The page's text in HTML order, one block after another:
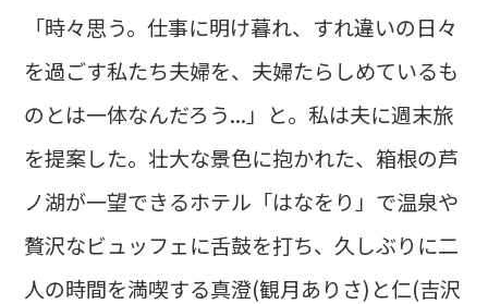
「時々思う。仕事に明け暮れ、すれ違いの日々
を過ごす私たち夫婦を、夫婦たらしめているも
のとは一体なんだろう...」と。私は夫に週末旅
を提案した。壮大な景色に抱かれた、箱根の芦
ノ湖が一望できるホテル「はなをり」で温泉や
贅沢なビュッフェに舌鼓を打ち、久しぶりに二
人の時間を満喫する真澄(観月ありさ)と仁(吉沢